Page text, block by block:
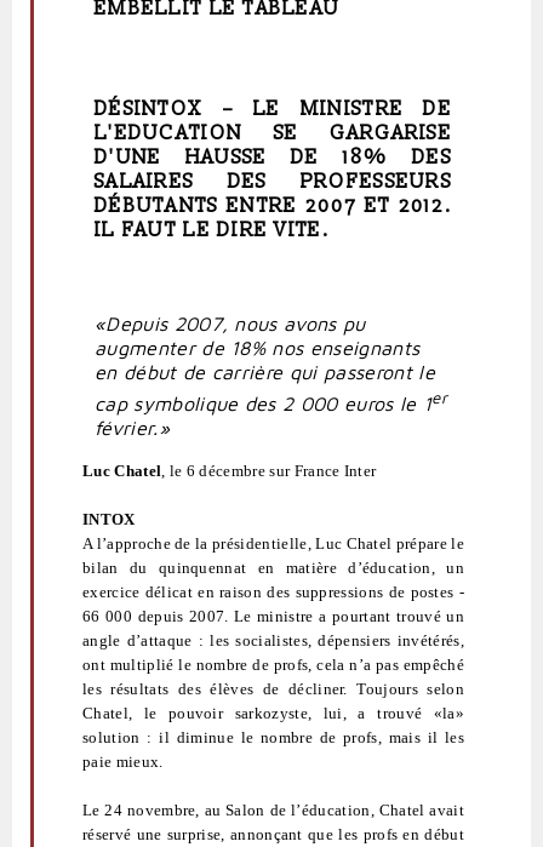
EMBELLIT LE TABLEAU
DÉSINTOX –LE MINISTRE DE
L'EDUCATION SE GARGARISE
D'UNE HAUSSE DE 18% DES
SALAIRES DES PROFESSEURS
DÉBUTANTS ENTRE 2007 ET 2012.
IL FAUT LE DIRE VITE.
«Depuis 2007, nous avons pu
augmenter de 18% nos enseignants
en début de carrière qui passeront le
cap symbolique des 2 000 euros le 1er
février.»
Luc Chatel , le 6 décembre sur France Inter
INTOX
A l’approche de la présidentielle, Luc Chatel prépare le
bilan du quinquennat en matière d’éducation, un
exercice délicat en raison des suppressions de postes -
66 000 depuis 2007. Le ministre a pourtant trouvé un
angle d’attaque : les socialistes, dépensiers invétérés,
ont multiplié le nombre de profs, cela n’a pas empêché
les résultats des élèves de décliner. Toujours selon
Chatel, le pouvoir sarkozyste, lui, a trouvé «la»
solution : il diminue le nombre de profs, mais il les
paie mieux.
Le 24 novembre, au Salon de l’éducation, Chatel avait
réservé une surprise, annonçant que les profs en début